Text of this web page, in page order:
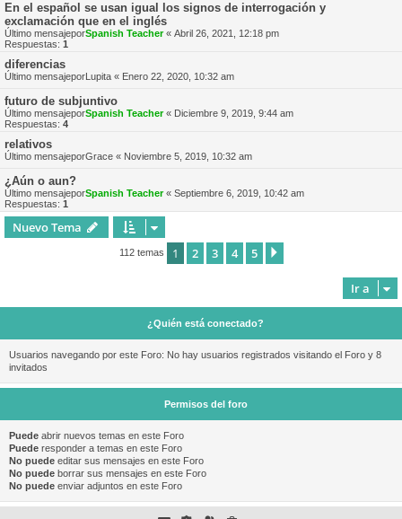
En el español se usan igual los signos de interrogación y
exclamación que en el inglés
Último mensajeporSpanish Teacher« Abril 26, 2021, 12:18 pm
Respuestas: 1
diferencias
Último mensajeporLupita « Enero 22, 2020, 10:32 am
futuro de subjuntivo
Último mensajeporSpanish Teacher« Diciembre 9, 2019, 9:44 am
Respuestas: 4
relativos
Último mensajeporGrace « Noviembre 5, 2019, 10:32 am
¿Aún o aun?
Último mensajeporSpanish Teacher« Septiembre 6, 2019, 10:42 am
Respuestas: 1
Nuevo Tema
112 temas 1 2 3 4 5
Ir a
¿Quién está conectado?
Usuarios navegando por este Foro: No hay usuarios registrados visitando el Foro y 8
invitados
Permisos del foro
Puede abrir nuevos temas en este Foro
Puede responder a temas en este Foro
No puede editar sus mensajes en este Foro
No puede borrar sus mensajes en este Foro
No puede enviar adjuntos en este Foro